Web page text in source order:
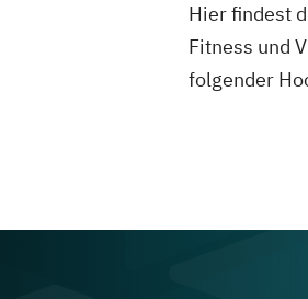
Hier findest
Fitness und
folgender